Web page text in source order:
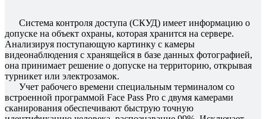
Система контроля доступа (СКУД) имеет информацию о
допуске на объект охраны, которая хранится на сервере.
Анализируя поступающую картинку с камеры
видеонаблюдения с хранящейся в базе данных фотографией,
она принимает решение о допуске на территорию, открывая
турникет или электрозамок.
Учет рабочего времени специальным терминалом со
встроенной программой Face Pass Pro с двумя камерами
сканирования обеспечивают быструю точную